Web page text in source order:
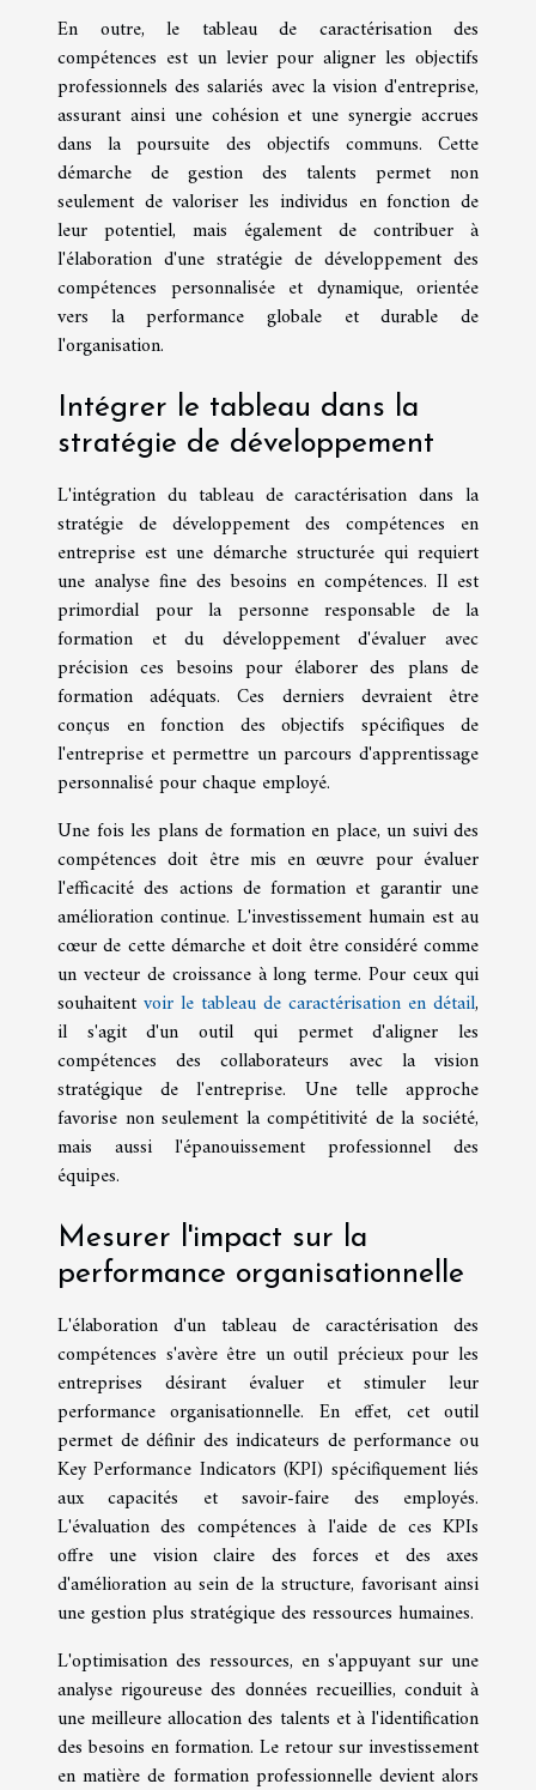
En outre, le tableau de caractérisation des
compétences est un levier pour aligner les objectifs
professionnels des salariés avec la vision d'entreprise,
assurant ainsi une cohésion et une synergie accrues
dans la poursuite des objectifs communs. Cette
démarche de gestion des talents permet non
seulement de valoriser les individus en fonction de
leur potentiel, mais également de contribuer à
l'élaboration d'une stratégie de développement des
compétences personnalisée et dynamique, orientée
vers la performance globale et durable de
l'organisation.
Intégrer le tableau dans la
stratégie de développement
L'intégration du tableau de caractérisation dans la
stratégie de développement des compétences en
entreprise est une démarche structurée qui requiert
une analyse fine des besoins en compétences. Il est
primordial pour la personne responsable de la
formation et du développement d'évaluer avec
précision ces besoins pour élaborer des plans de
formation adéquats. Ces derniers devraient être
conçus en fonction des objectifs spécifiques de
l'entreprise et permettre un parcours d'apprentissage
personnalisé pour chaque employé.
Une fois les plans de formation en place, un suivi des
compétences doit être mis en œuvre pour évaluer
l'efficacité des actions de formation et garantir une
amélioration continue. L'investissement humain est au
cœur de cette démarche et doit être considéré comme
un vecteur de croissance à long terme. Pour ceux qui
souhaitent voir le tableau de caractérisation en détail,
il s'agit d'un outil qui permet d'aligner les
compétences des collaborateurs avec la vision
stratégique de l'entreprise. Une telle approche
favorise non seulement la compétitivité de la société,
mais aussi l'épanouissement professionnel des
équipes.
Mesurer l'impact sur la
performance organisationnelle
L'élaboration d'un tableau de caractérisation des
compétences s'avère être un outil précieux pour les
entreprises désirant évaluer et stimuler leur
performance organisationnelle. En effet, cet outil
permet de définir des indicateurs de performance ou
Key Performance Indicators (KPI) spécifiquement liés
aux capacités et savoir-faire des employés.
L'évaluation des compétences à l'aide de ces KPIs
offre une vision claire des forces et des axes
d'amélioration au sein de la structure, favorisant ainsi
une gestion plus stratégique des ressources humaines.
L'optimisation des ressources, en s'appuyant sur une
analyse rigoureuse des données recueillies, conduit à
une meilleure allocation des talents et à l'identification
des besoins en formation. Le retour sur investissement
en matière de formation professionnelle devient alors